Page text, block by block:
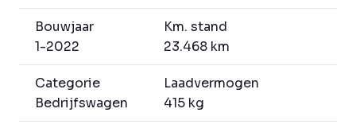
Bouwjaar
1-2022
Km. stand
23.468 km
Categorie
Bedrijfswagen
Laadvermogen
415 kg